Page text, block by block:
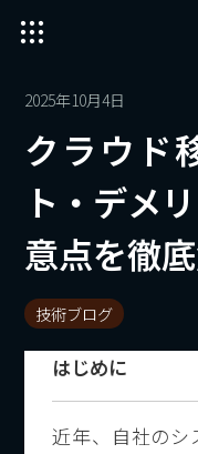
2025年10月4日
クラウド
ト・デメ
意点を徹
技術ブログ
はじめに
近年、自社のシ